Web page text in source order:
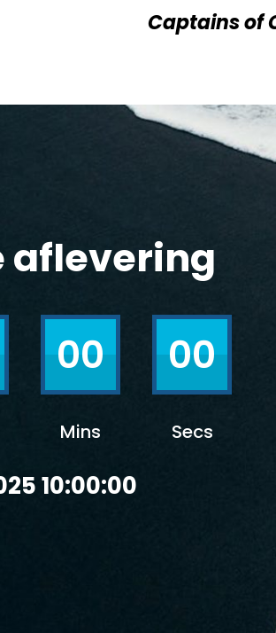
Captains of
aflevering
00
Mins
00
Secs
10:00:00